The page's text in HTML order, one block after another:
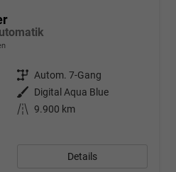
Getriebe Autom. 7-Gang
Außenfarbe
Digital Aqua Blue
Kilometerstand 9.900 km
Details